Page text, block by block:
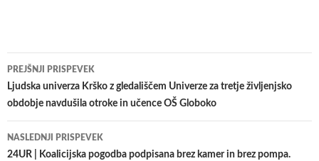
Krmarjenje
po
prispevkih
PREJŠNJI PRISPEVEK
Ljudska univerza Krško z gledališčem Univerze za tretje življenjsko
obdobje navdušila otroke in učence OŠ Globoko
NASLEDNJI PRISPEVEK
24UR | Koalicijska pogodba podpisana brez kamer in brez pompa.